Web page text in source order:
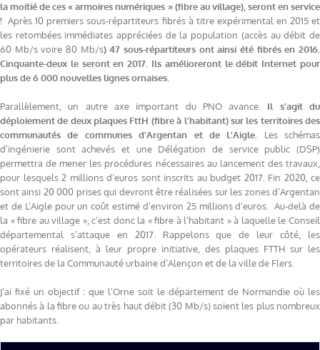
la moitié de ces « armoires numériques » (fibre au village), seront en service
!Après 10 premiers sous-répartiteurs fibrés à titre expérimental en 2015 et
les retombées immédiates appréciées de la population (accès au débit de
60 Mb/s voire 80 Mb/s) 47 sous-répartiteurs ont ainsi été fibrés en 2016.
Cinquante-deux le seront en 2017. Ils amélioreront le débit Internet pour
plus de 6 000 nouvelles lignes ornaises.
Parallèlement, un autre axe important du PNO avance. Il s’agit du
déploiement de deux plaques FttH (fibre à l’habitant) sur les territoires des
communautés de communes d’Argentan et de L’Aigle.
Les schémas
d’ingénierie sont achevés et une Délégation de service public (DSP)
permettra de mener les procédures nécessaires au lancement des travaux,
pour lesquels 2 millions d’euros sont inscrits au budget 2017. Fin 2020, ce
sont ainsi 20 000 prises qui devront être réalisées sur les zones d’Argentan
et de L’Aigle pour un coût estimé d’environ 25 millions d’euros. Au-delà de
la « fibre au village », c’est donc la « fibre à l’habitant » à laquelle le Conseil
départemental s’attaque en 2017. Rappelons que de leur côté, les
opérateurs réalisent, à leur propre initiative, des plaques FTTH sur les
territoires de la Communauté urbaine d’Alençon et de la ville de Flers.
J’ai fixé un objectif : que l’Orne soit le département de Normandie où les
abonnés à la fibre ou au très haut débit (30 Mb/s) soient les plus nombreux
par habitants.